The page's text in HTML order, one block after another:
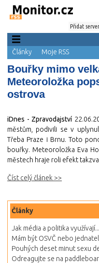
Přidat server
Články Moje RSS
Bouřky mimo
Meteoroložka
ostrova
iDnes - Zpravodajství
městům, podivili se v
Třeba Praze i Brnu. Toto
bouřky. Meteoroložka Eva
městech hraje roli efekt
Číst celý článek >>
Články
Jak média a politika využívají...
Mám být OSVČ nebo
Pouhých deset minut sexu
Odreagujte se na